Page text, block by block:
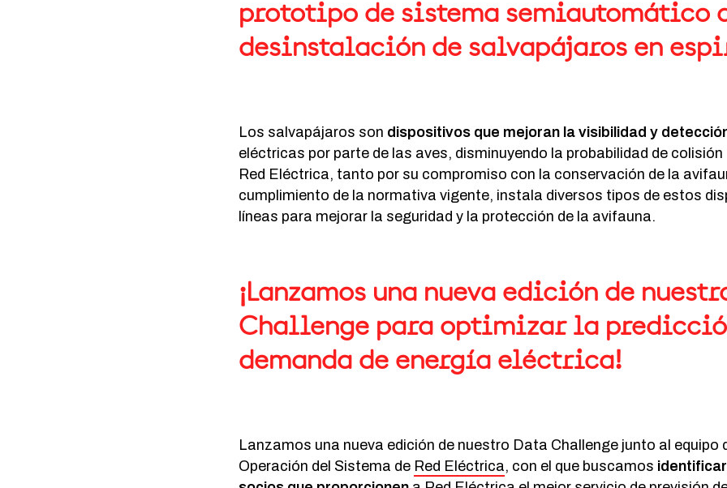
prototipo de sistema semiautomático
desinstalación de salvapájaros en
Los salvapájaros son dispositivos que mejoran la visibilidad y
eléctricas por parte de las aves, disminuyendo la probabilidad de
Red Eléctrica, tanto por su compromiso con la conservación de la
cumplimiento de la normativa vigente, instala diversos tipos de estos
líneas para mejorar la seguridad y la protección de la avifauna.
¡Lanzamos una nueva edición de
Challenge para optimizar la
demanda de energía eléctrica!
Lanzamos una nueva edición de nuestro Data Challenge junto al equipo
Operación del Sistema de Red Eléctrica, con el que buscamos